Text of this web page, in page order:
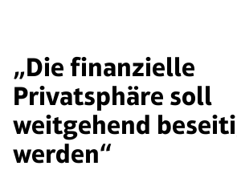
„Die finanzielle
Privatsphäre soll
weitgehend
werden“